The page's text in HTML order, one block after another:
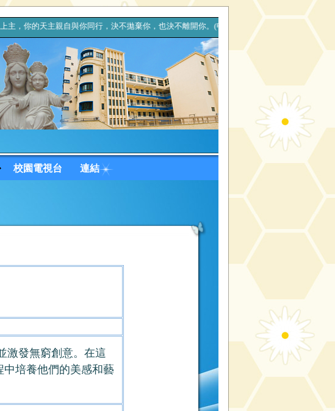
天主親自與你同行，決不拋棄你，也決不離開你。(申命記31章6節) 耶
校園電視台 連結
激發無窮創意。在這
培養他們的美感和藝